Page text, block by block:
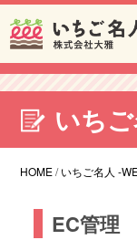
いち
HOME/いちご名人 -
EC管理